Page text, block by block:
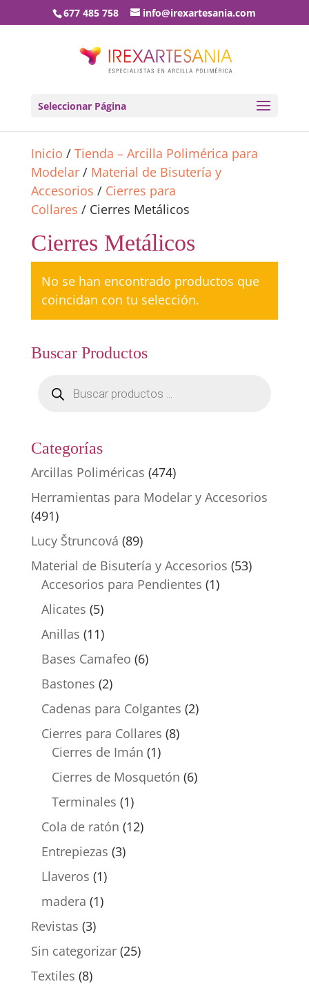
677 485 758 info@irexartesania.com
Seleccionar Página
Inicio / Tienda – Arcilla Polimérica para
Modelar/ Material de Bisutería y
Accesorios / Cierres para
Collares / Cierres Metálicos
Cierres Metálicos
No se han encontrado productos que
coincidan con tu selección.
Buscar Productos
productos
Categorías
Arcillas Poliméricas (474)
Herramientas para Modelar y Accesorios
(491)
Lucy Štruncová (89)
Material de Bisutería y Accesorios (53)
Accesorios para Pendientes (1)
Alicates (5)
Anillas (11)
Bases Camafeo (6)
Bastones (2)
Cadenas para Colgantes (2)
Cierres para Collares (8)
Cierres de Imán (1)
Cierres de Mosquetón (6)
Terminales (1)
Cola de ratón (12)
Entrepiezas (3)
Llaveros (1)
madera (1)
Revistas (3)
Sin categorizar (25)
Textiles (8)